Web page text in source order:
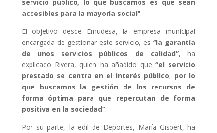
servicio público, lo que buscamos es que sean
accesibles para la mayoría social”.
El objetivo desde Emudesa, la empresa municipal
encargada de gestionar este servicio, es“la garantía
de unos servicios públicos de calidad”, ha
explicado Rivera, quien ha añadido que “el servicio
prestado se centra en el interés público, por lo
que buscamos la gestión de los recursos de
forma óptima para que repercutan de forma
positiva en la sociedad”.
Por su parte, la edil de Deportes, María Gisbert, ha